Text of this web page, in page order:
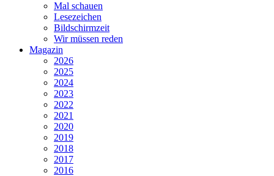
Mal schauen
Lesezeichen
Bildschirmzeit
Wir müssen reden
Magazin
2026
2025
2024
2023
2022
2021
2020
2019
2018
2017
2016